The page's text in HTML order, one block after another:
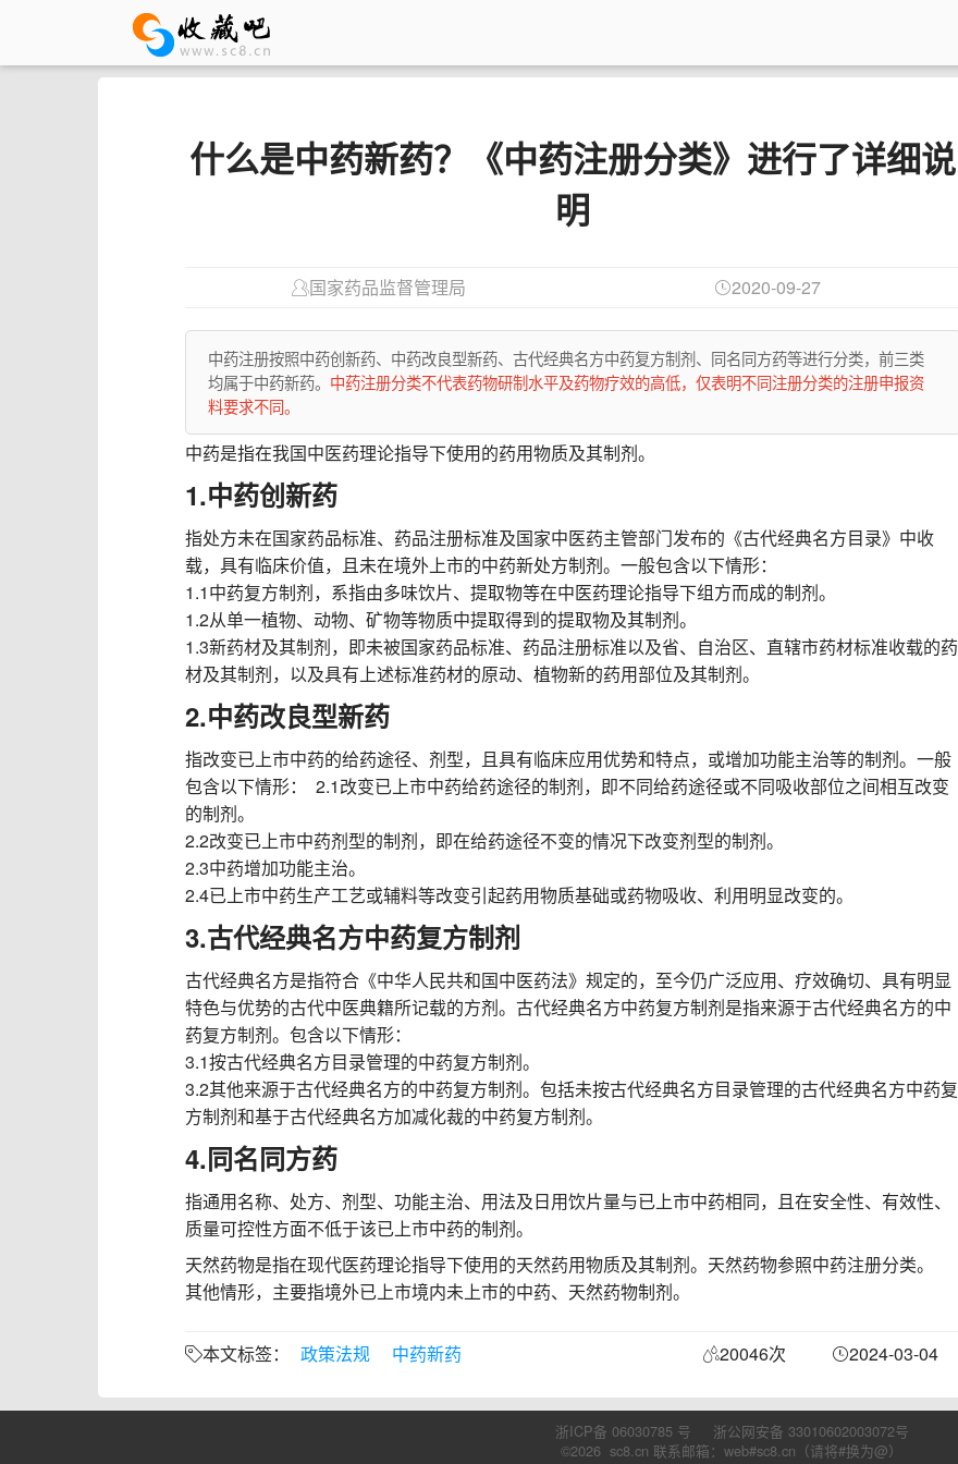
什么是中药新药？《中药注册分类》进行了详细说
明
国家药品监督管理局 2020-09-27
中药注册按照中药创新药、中药改良型新药、古代经典名方中药复方制剂、同名同方药等进行分类，前三类
均属于中药新药。 中药注册分类不代表药物研制水平及药物疗效的高低，仅表明不同注册分类的注册申报资
料要求不同。
中药是指在我国中医药理论指导下使用的药用物质及其制剂。
1.中药创新药
指处方未在国家药品标准、药品注册标准及国家中医药主管部门发布的《古代经典名方目录》中收
载，具有临床价值，且未在境外上市的中药新处方制剂。一般包含以下情形：
1.1中药复方制剂，系指由多味饮片、提取物等在中医药理论指导下组方而成的制剂。
1.2从单一植物、动物、矿物等物质中提取得到的提取物及其制剂。
1.3新药材及其制剂，即未被国家药品标准、药品注册标准以及省、自治区、直辖市药材标准收载的药
材及其制剂，以及具有上述标准药材的原动、植物新的药用部位及其制剂。
2.中药改良型新药
指改变已上市中药的给药途径、剂型，且具有临床应用优势和特点，或增加功能主治等的制剂。一般
包含以下情形： 2.1改变已上市中药给药途径的制剂，即不同给药途径或不同吸收部位之间相互改变
的制剂。
2.2改变已上市中药剂型的制剂，即在给药途径不变的情况下改变剂型的制剂。
2.3中药增加功能主治。
2.4已上市中药生产工艺或辅料等改变引起药用物质基础或药物吸收、利用明显改变的。
3.古代经典名方中药复方制剂
古代经典名方是指符合《中华人民共和国中医药法》规定的，至今仍广泛应用、疗效确切、具有明显
特色与优势的古代中医典籍所记载的方剂。古代经典名方中药复方制剂是指来源于古代经典名方的中
药复方制剂。包含以下情形：
3.1按古代经典名方目录管理的中药复方制剂。
3.2其他来源于古代经典名方的中药复方制剂。包括未按古代经典名方目录管理的古代经典名方中药复
方制剂和基于古代经典名方加减化裁的中药复方制剂。
4.同名同方药
指通用名称、处方、剂型、功能主治、用法及日用饮片量与已上市中药相同，且在安全性、有效性、
质量可控性方面不低于该已上市中药的制剂。
天然药物是指在现代医药理论指导下使用的天然药用物质及其制剂。天然药物参照中药注册分类。
其他情形，主要指境外已上市境内未上市的中药、天然药物制剂。
本文标签： 政策法规 中药新药 20046次 2024-03-04
浙ICP备 06030785 号
浙公网安备 33010602003072号
©2026 sc8.cn 联系邮箱：web#sc8.cn（请将#换为@）